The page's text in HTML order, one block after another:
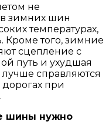
не
зимних шин
температурах,
Кроме того, зимние
сцепление с
путь и ухудшая
справляются
при
шины нужно